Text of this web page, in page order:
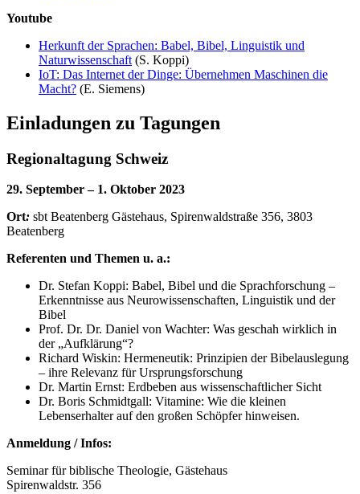
Youtube
Herkunft der Sprachen: Babel, Bibel, Linguistik und
Naturwissenschaft (S. Koppi)
IoT: Das Internet der Dinge: Übernehmen Maschinen die
Macht? (E. Siemens)
Einladungen zu Tagungen
Regionaltagung Schweiz
29. September – 1. Oktober 2023
Ort: sbt Beatenberg Gästehaus, Spirenwaldstraße 356, 3803
Beatenberg
Referenten und Themen u. a.:
Dr. Stefan Koppi: Babel, Bibel und die Sprachforschung –
Erkenntnisse aus Neurowissenschaften, Linguistik und der
Bibel
Prof. Dr. Dr. Daniel von Wachter: Was geschah wirklich in
der „Aufklärung“?
Richard Wiskin: Hermeneutik: Prinzipien der Bibelauslegung
– ihre Relevanz für Ursprungsforschung
Dr. Martin Ernst: Erdbeben aus wissenschaftlicher Sicht
Dr. Boris Schmidtgall: Vitamine: Wie die kleinen
Lebenserhalter auf den großen Schöpfer hinweisen.
Anmeldung / Infos:
Seminar für biblische Theologie, Gästehaus
Spirenwaldstr. 356